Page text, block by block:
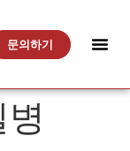
문의하기